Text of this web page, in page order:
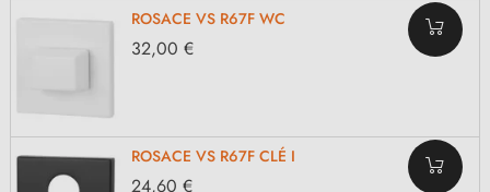
ROSACE VS R67F WC
32,00 €
ROSACE VS R67F CLÉ I
24,60 €